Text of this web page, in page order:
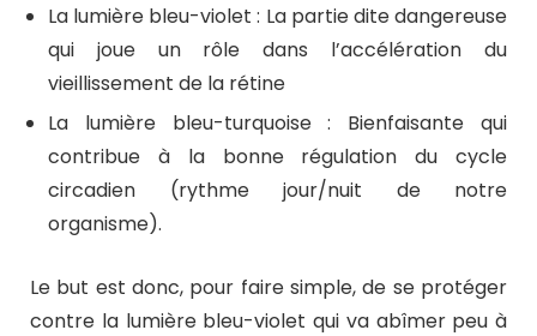
La lumière bleu-violet : La partie dite dangereuse
qui joue un rôle dans l’accélération du
vieillissement de la rétine
La lumière bleu-turquoise : Bienfaisante qui
contribue à la bonne régulation du cycle
circadien (rythme jour/nuit de notre
organisme).
Le but est donc, pour faire simple, de se protéger
contre la lumière bleu-violet qui va abîmer peu à